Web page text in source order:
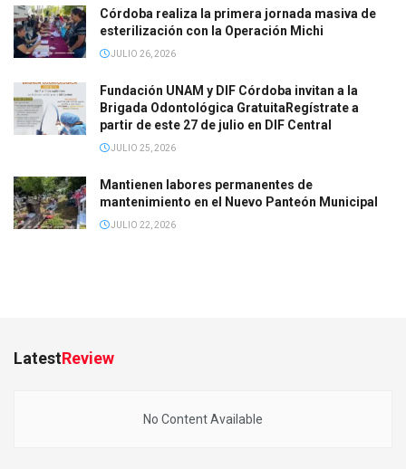
Córdoba realiza la primera jornada masiva de
esterilización con la Operación Michi
JULIO 26, 2026
Fundación UNAM y DIF Córdoba invitan a la
Brigada Odontológica GratuitaRegístrate a
partir de este 27 de julio en DIF Central
JULIO 25, 2026
Mantienen labores permanentes de
mantenimiento en el Nuevo Panteón Municipal
JULIO 22, 2026
LatestReview
No Content Available